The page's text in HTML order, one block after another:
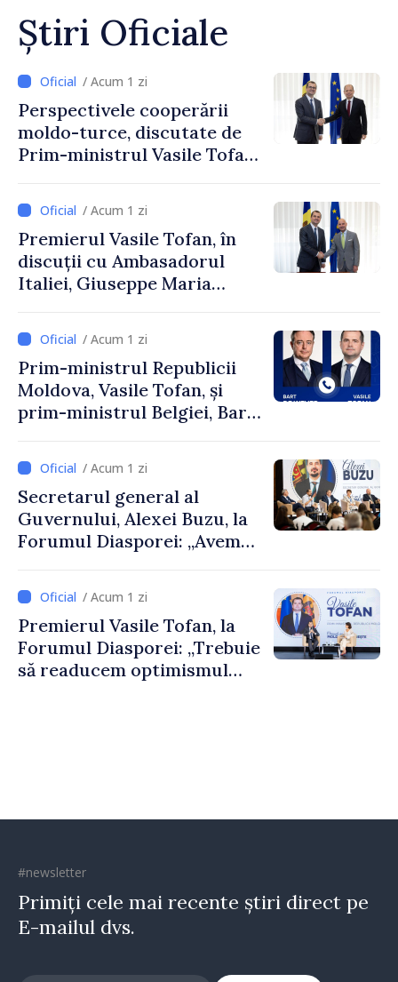
Știri Oficiale
/ Acum 1 zi
Perspectivele cooperării
moldo-turce, discutate de
Prim-ministrul Vasile Tofan
Uygar Mustafa Sertel
/ Acum 1 zi
Premierul Vasile Tofan, în
discuții cu Ambasadorul
Italiei, Giuseppe Maria
/ Acum 1 zi
Prim-ministrul Republicii
Moldova, Vasile Tofan, și
prim-ministrul Belgiei, Bart
despre parcursul european
al Republicii Moldova.
/ Acum 1 zi
Secretarul general al
Guvernului, Alexei Buzu, la
Forumul Diasporei: „Avem
dumneavoastră pentru a
construi comunități mai
puternice”
/ Acum 1 zi
Premierul Vasile Tofan, la
Forumul Diasporei: „Trebuie
să readucem optimismul
#newsletter
Primiți cele mai recente știri direct pe
E-mailul dvs.